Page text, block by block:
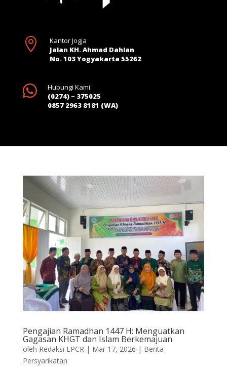

Kantor Jogja
Jalan KH. Ahmad Dahlan
No. 103 Yogyakarta 55262

Hubungi Kami
(0274) – 375025
0857 2963 8181 (WA)
Pengajian Ramadhan 1447 H: Menguatkan
Gagasan KHGT dan Islam Berkemajuan
oleh Redaksi LPCR | Mar 17, 2026 | Berita
Persyarikatan